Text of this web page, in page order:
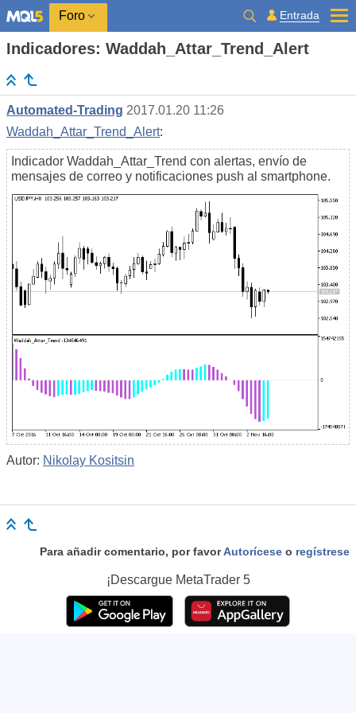
Foro Entrada
Indicadores: Waddah_Attar_Trend_Alert
Automated-Trading 2017.01.20 11:26
Waddah_Attar_Trend_Alert:
Indicador Waddah_Attar_Trend con alertas, envío de
mensajes de correo y notificaciones push al smartphone.
Autor: Nikolay Kositsin
Para añadir comentario, por favorAutorícese o regístrese
¡Descargue MetaTrader 5